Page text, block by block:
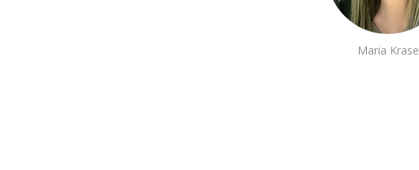
Maria Krase